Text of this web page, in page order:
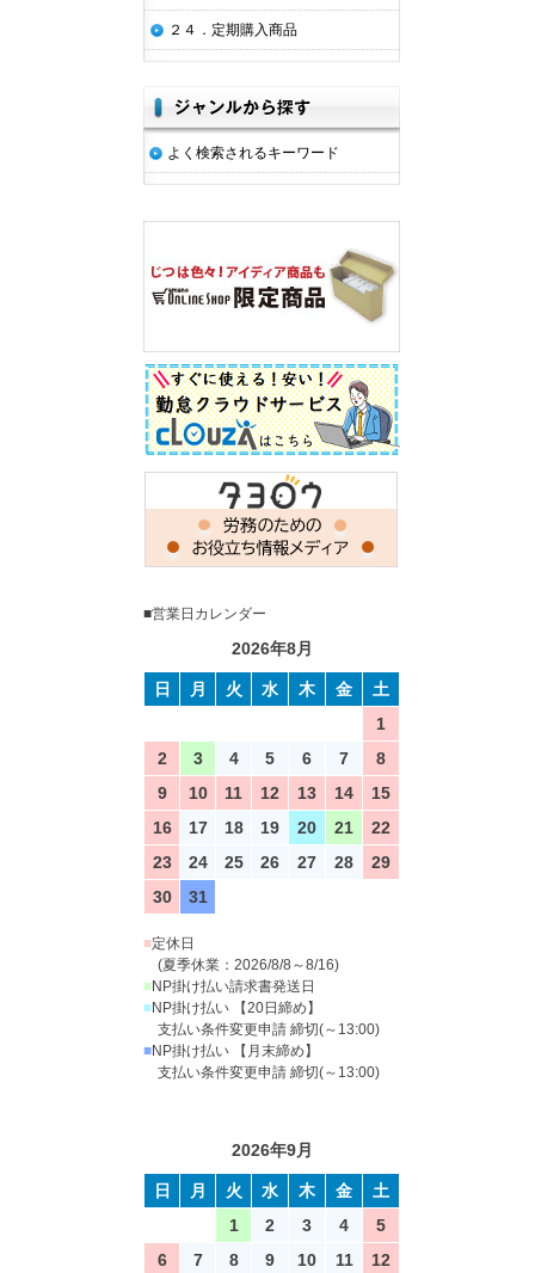
２４．定期購入商品
よく検索されるキーワード
■営業日カレンダー
2026年8月
日 月 火 水 木 金
土
1
2
3 4 5 6 7
8
9
10 11 12 13 14
15
16
17 18 19 20 21
22
23
24 25 26 27 28
29
30
31
■定休日
(夏季休業：2026/8/8～8/16)
■NP掛け払い請求書発送日
■NP掛け払い 【20日締め】
支払い条件変更申請 締切(～13:00)
■NP掛け払い 【月末締め】
支払い条件変更申請 締切(～13:00)
2026年9月
日 月 火 水 木 金
土
1
2 3 4
5
6
7 8 9 10 11
12